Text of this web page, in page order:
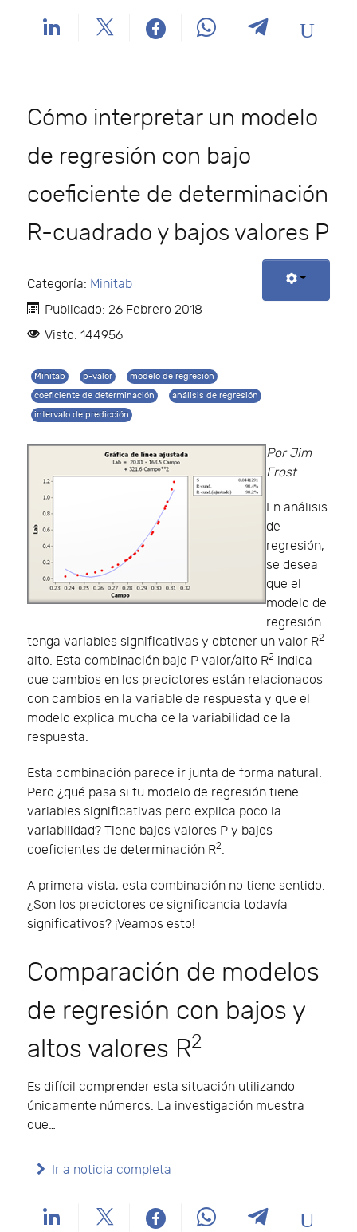
Cómo interpretar un modelo
de regresión con bajo
coeficiente de determinación
R-cuadrado y bajos valores P
Categoría: Minitab
Publicado: 26 Febrero 2018
Visto: 144956
Minitab p-valor
modelo de regresión
coeficiente de determinación
análisis de regresión
intervalo de predicción
Por Jim
Frost
En análisis
de
regresión,
se desea
que el
modelo de
regresión
tenga variables significativas y obtener un valor R2
alto. Esta combinación bajo P valor/alto R2 indica
que cambios en los predictores están relacionados
con cambios en la variable de respuesta y que el
modelo explica mucha de la variabilidad de la
respuesta.
Esta combinación parece ir junta de forma natural.
Pero ¿qué pasa si tu modelo de regresión tiene
variables significativas pero explica poco la
variabilidad? Tiene bajos valores P y bajos
coeficientes de determinación R2.
A primera vista, esta combinación no tiene sentido.
¿Son los predictores de significancia todavía
significativos? ¡Veamos esto!
Comparación de modelos
de regresión con bajos y
altos valores R2
Es difícil comprender esta situación utilizando
únicamente números. La investigación muestra
que…
Ir a noticia completa